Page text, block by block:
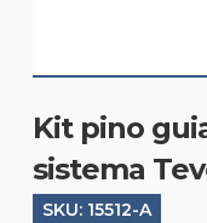
Kit pino
sistema
SKU: 15512-A